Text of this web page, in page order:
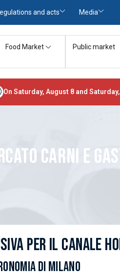
and acts Media
Food Market Public market
On Saturday, August 8 and
CARNI E
PER IL CANALE
DI MILANO